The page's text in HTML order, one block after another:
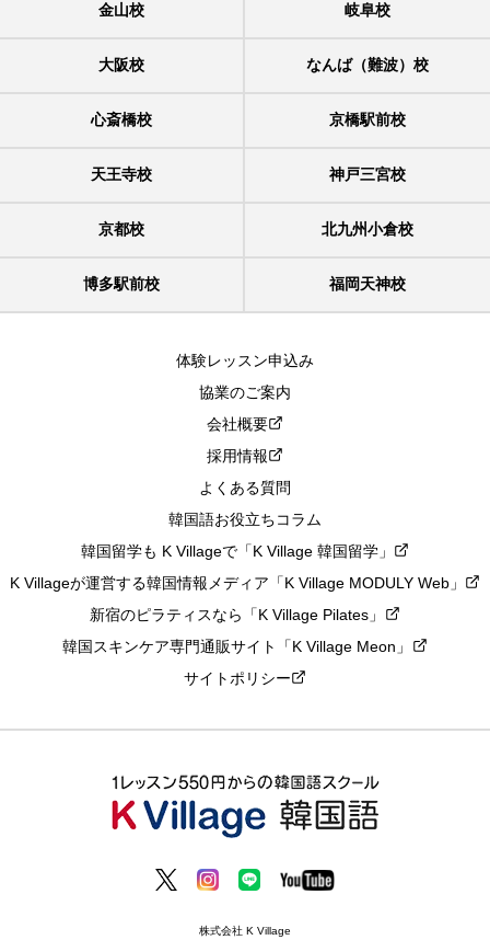
金山校 岐阜校
大阪校 なんば（難波）校
心斎橋校 京橋駅前校
天王寺校 神戸三宮校
京都校 北九州小倉校
博多駅前校 福岡天神校
体験レッスン申込み
協業のご案内
会社概要
採用情報
よくある質問
韓国語お役立ちコラム
韓国留学も K Villageで「K Village 韓国留学」
K Villageが運営する韓国情報メディア「K Village MODULY Web」
新宿のピラティスなら「K Village Pilates」
韓国スキンケア専門通販サイト「K Village Meon」
サイトポリシー
株式会社 K Village